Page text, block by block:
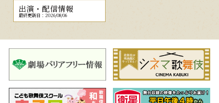
出演・配信情報
最終更新日：2026/08/06